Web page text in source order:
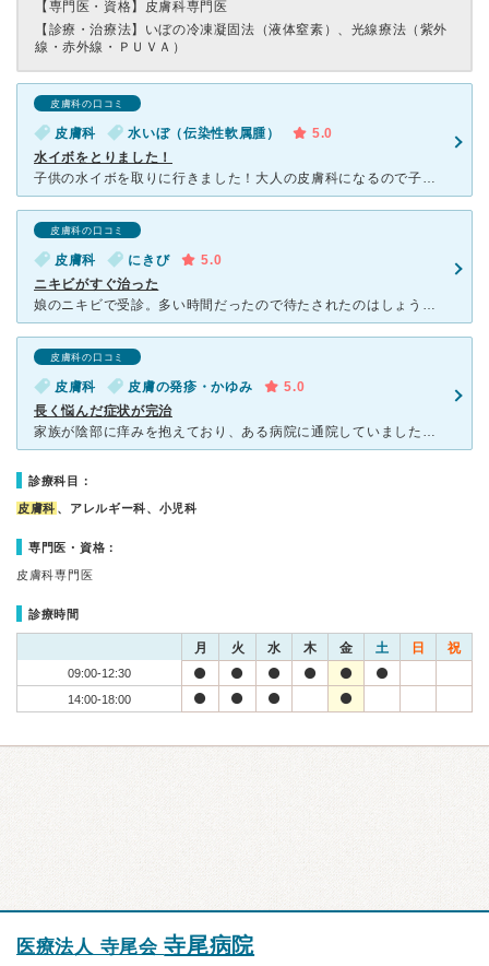
【専門医・資格】 皮膚科専門医
【診療・治療法】 いぼの冷凍凝固法（液体窒素）、光線療法（紫外
線・赤外線・ＰＵＶＡ）
皮膚科の口コミ
皮膚科 水いぼ（伝染性軟属腫）
5.0
水イボをとりました！
子供の水イボを取りに行きました！大人の皮膚科になるので子供のスペースはないですが、広めで待ちやすかったです！水イボを取るのはなかなか大変でしたがスピーディーにぽんぽん終わらせてくれました！子供は大泣き
皮膚科の口コミ
皮膚科 にきび
5.0
ニキビがすぐ治った
娘のニキビで受診。多い時間だったので待たされたのはしょうがないが、丁寧に診察してもらい、ディフェリンゲルと保湿剤を処方してもらう。ディフェリンゲルの副作用（開始当初はヒリヒリ感があるなど）使用方法を先
皮膚科の口コミ
皮膚科 皮膚の発疹・かゆみ
5.0
長く悩んだ症状が完治
家族が陰部に痒みを抱えており、ある病院に通院していましたが、なかなか治らずに辛い思いをしていました。 痒みが強く、掻くと血が出ていました。 痒がる姿を見ているだけでかわいそうでした。 ある病院の
診療科目：
皮膚科 、アレルギー科、小児科
専門医・資格：
皮膚科専門医
診療時間
月 火 水 木 金 土 日 祝
09:00-12:30
14:00-18:00
医療法人 寺尾会寺尾病院